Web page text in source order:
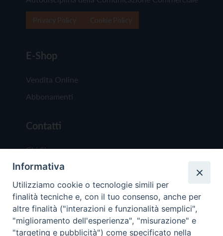
E-Shop
Vendita Online
Abbonamenti
Contatti
Chi Siamo
Redazione
Scrivici
Informativa
Utilizziamo cookie o tecnologie simili per
finalità tecniche e, con il tuo consenso, anche per
altre finalità ("interazioni e funzionalità semplici",
"miglioramento dell'esperienza", "misurazione" e
"targeting e pubblicità") come specificato nella